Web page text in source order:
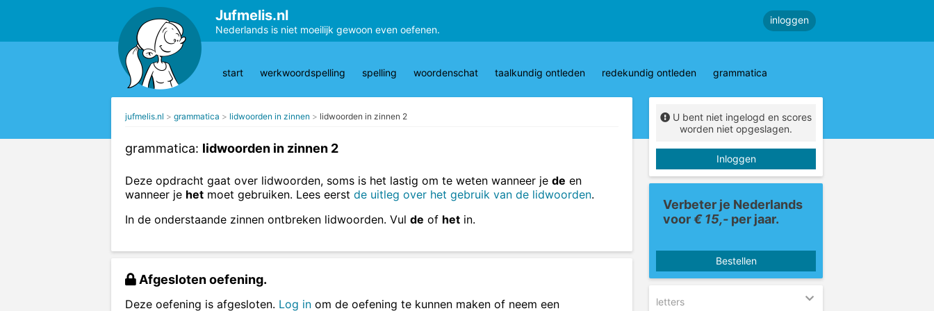
Jufmelis.nl
Nederlands is niet moeilijk gewoon even oefenen.
inloggen
start werkwoordspelling spelling woordenschat taalkundig ontleden redekundig ontleden grammatica
jufmelis.nl grammatica lidwoorden in zinnen lidwoorden in zinnen 2
grammatica: lidwoorden in zinnen 2
Deze opdracht gaat over lidwoorden, soms is het lastig om te weten wanneer je de en
wanneer je het moet gebruiken. Lees eerst de uitleg over het gebruik van de lidwoorden.
In de onderstaande zinnen ontbreken lidwoorden. Vul de of het in.
Afgesloten oefening.
Deze oefening is afgesloten. Log in om de oefening te kunnen maken of neem een
U bent niet ingelogd en scores
worden niet opgeslagen.
Inloggen
Verbeter je Nederlands
voor€ 15,- per jaar.
Bestellen
letters